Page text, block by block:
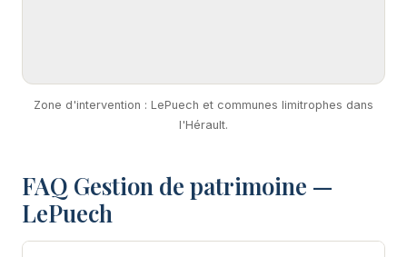
Zone d'intervention : LePuech et communes limitrophes dans
l'Hérault.
FAQ Gestion de patrimoine —
LePuech